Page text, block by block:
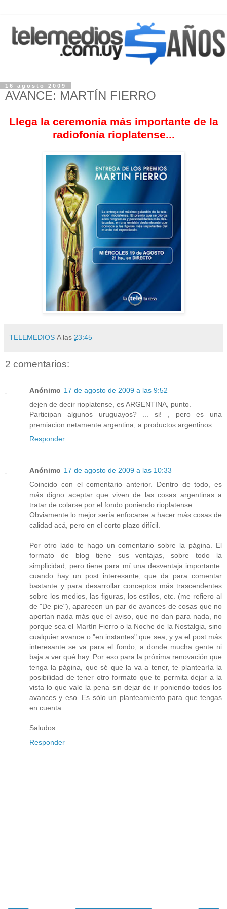
16 agosto 2009
AVANCE: MARTÍN FIERRO
Llega la ceremonia más importante de la
radiofonía rioplatense...
TELEMEDIOS A las 23:45
2 comentarios:
Anónimo 17 de agosto de 2009 a las 9:52
dejen de decir rioplatense, es ARGENTINA, punto.
Participan algunos uruguayos? ... si! , pero es una
premiacion netamente argentina, a productos argentinos.
Responder
Anónimo 17 de agosto de 2009 a las 10:33
Coincido con el comentario anterior. Dentro de todo, es
más digno aceptar que viven de las cosas argentinas a
tratar de colarse por el fondo poniendo rioplatense.
Obviamente lo mejor sería enfocarse a hacer más cosas de
calidad acá, pero en el corto plazo difícil.
Por otro lado te hago un comentario sobre la página. El
formato de blog tiene sus ventajas, sobre todo la
simplicidad, pero tiene para mí una desventaja importante:
cuando hay un post interesante, que da para comentar
bastante y para desarrollar conceptos más trascendentes
sobre los medios, las figuras, los estilos, etc. (me refiero al
de "De pie"), aparecen un par de avances de cosas que no
aportan nada más que el aviso, que no dan para nada, no
porque sea el Martín Fierro o la Noche de la Nostalgia, sino
cualquier avance o "en instantes" que sea, y ya el post más
interesante se va para el fondo, a donde mucha gente ni
baja a ver qué hay. Por eso para la próxima renovación que
tenga la página, que sé que la va a tener, te plantearía la
posibilidad de tener otro formato que te permita dejar a la
vista lo que vale la pena sin dejar de ir poniendo todos los
avances y eso. Es sólo un planteamiento para que tengas
en cuenta.
Saludos.
Responder